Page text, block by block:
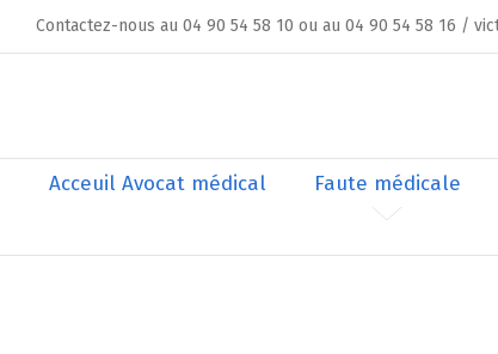
to
Contactez-nous au 04 90 54 58 10 ou au 04 90 54 58 16 /
Acceuil Avocat médical Faute médicale